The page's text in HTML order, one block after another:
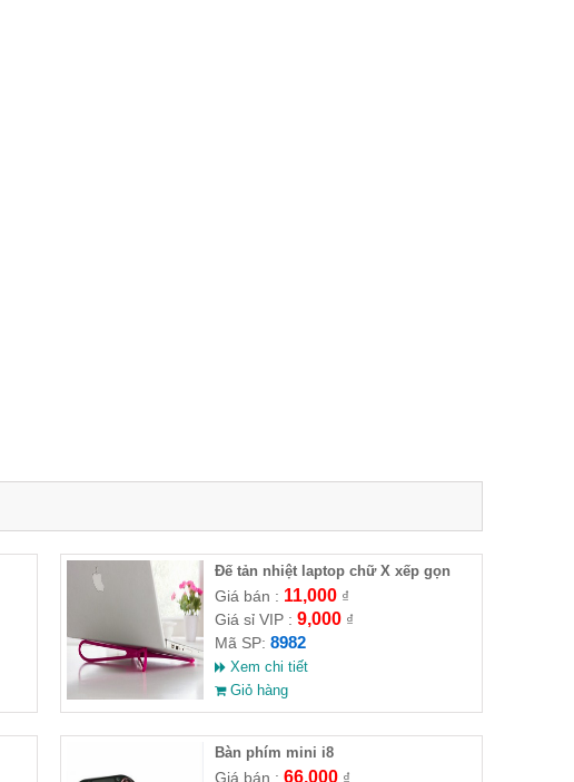
Đế tản nhiệt laptop chữ X xếp gọn
Giá bán : 11,000₫
Giá sỉ VIP : 9,000₫
Mã SP: 8982
Xem chi tiết
Giỏ hàng
Bàn phím mini i8
Giá bán : 66,000₫